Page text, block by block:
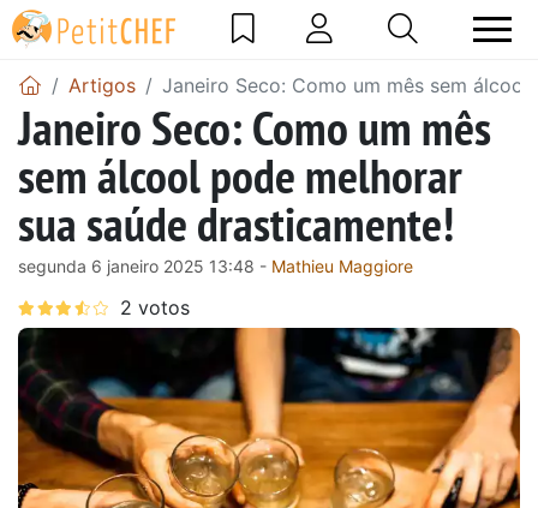
Artigos Janeiro Seco: Como um mês sem
Janeiro Seco: Como um mês
sem álcool pode melhorar
sua saúde drasticamente!
segunda 6 janeiro 2025 13:48 - Mathieu Maggiore